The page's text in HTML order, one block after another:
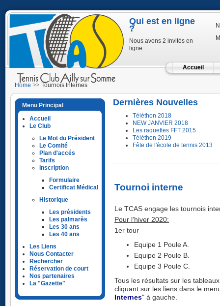
Qui est en ligne
?
Nous avons 2 invités en
ligne
Accueil
Home Tournois Internes
Menu Principal
Accueil
Le Club
Le Mot du Président
Le Comité
Plan d'accés
Tarifs
Inscription
Formulaire
Certificat Médical
Historique
Les présidents
Les palmarès
Les 30 ans
Les 40 ans
Les Liens
Nous Contacter
Rechercher
Réservation de court
Nos partenaires
La "Gazette"
Dernières Nouvelles
Téléthon 2018
NEW JANVIER 2018
Les raquettes FFT 2015
Téléthon 2019
Fête de l'école de tennis 2013
Tournoi interne
Le TCAS engage les tournois
Pour l'hiver 2020:
1er tour
Equipe 1 Poule A.
Equipe 2 Poule B.
Equipe 3 Poule C.
Tous les résultats sur les
cliquant sur les liens dans le
Internes" à gauche.